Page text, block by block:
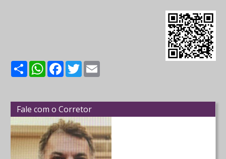
ShareWhatsApp
Facebook
Twitter
Fale com o Corretor